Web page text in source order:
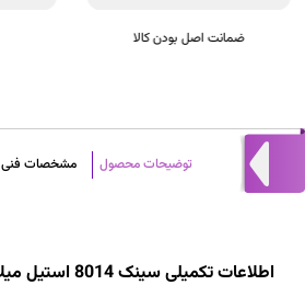
ارسال سریع
توضیحات محصول مشخصات فنی
اطلاعات تکمیلی سینک 8014 استیل میلان